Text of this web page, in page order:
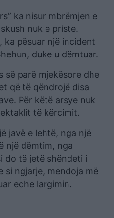
ka nisur mbrëmjen e
nuk e priste.
ka pësuar një incident
duke u dëmtuar.
së parë mjekësore dhe
që të qëndrojë disa
Për këtë arsye nuk
të kërcimit.
javë e lehtë, nga një
një dëmtim, nga
do të jetë shëndeti i
si ngjarje, mendoja më
edhe largimin.